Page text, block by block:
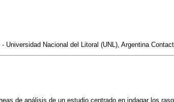
Universidad Nacional del Litoral (UNL), Argentina
de análisis de un estudio centrado en indagar los